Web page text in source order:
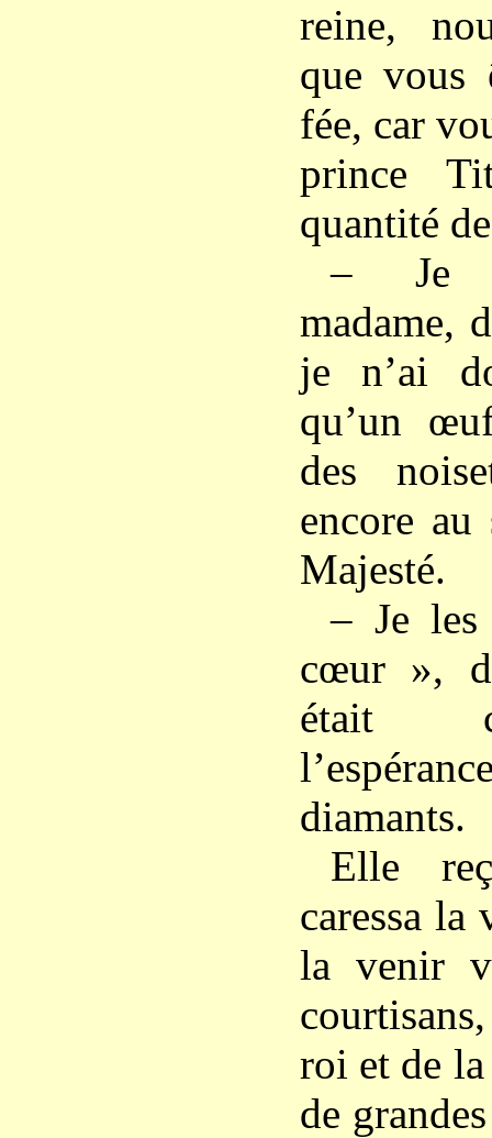
reine,
que vous
fée, car
prince
quantité
– Je
madame,
je n’ai
qu’un
des
encore au
Majesté.
– Je les
cœur »,
était
diamants.
Elle
caressa
la venir
roi et de
de